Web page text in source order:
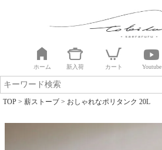
ホーム 新入荷 カート Youtube
TOP 薪ストーブ おしゃれなポリタンク 20L